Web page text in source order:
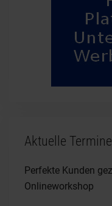
Aktuelle Termine
Perfekte Kunden
Onlineworkshop